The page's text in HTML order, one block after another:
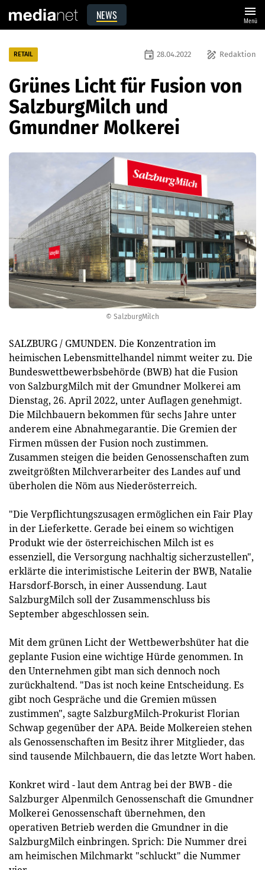
NEWS menu
Menü
© SalzburgMilch
RETAIL draw Redaktion
event 28.04.2022
Grünes Licht für Fusion von
SalzburgMilch und
Gmundner Molkerei
SALZBURG / GMUNDEN. Die Konzentration im
heimischen Lebensmittelhandel nimmt weiter zu. Die
Bundeswettbewerbsbehörde (BWB) hat die Fusion
von SalzburgMilch mit der Gmundner Molkerei am
Dienstag, 26. April 2022, unter Auflagen genehmigt.
Die Milchbauern bekommen für sechs Jahre unter
anderem eine Abnahmegarantie. Die Gremien der
Firmen müssen der Fusion noch zustimmen.
Zusammen steigen die beiden Genossenschaften zum
zweitgrößten Milchverarbeiter des Landes auf und
überholen die Nöm aus Niederösterreich.
"Die Verpflichtungszusagen ermöglichen ein Fair Play
in der Lieferkette. Gerade bei einem so wichtigen
Produkt wie der österreichischen Milch ist es
essenziell, die Versorgung nachhaltig sicherzustellen",
erklärte die interimistische Leiterin der BWB, Natalie
Harsdorf-Borsch, in einer Aussendung. Laut
SalzburgMilch soll der Zusammenschluss bis
September abgeschlossen sein.
Mit dem grünen Licht der Wettbewerbshüter hat die
geplante Fusion eine wichtige Hürde genommen. In
den Unternehmen gibt man sich dennoch noch
zurückhaltend. "Das ist noch keine Entscheidung. Es
gibt noch Gespräche und die Gremien müssen
zustimmen", sagte SalzburgMilch-Prokurist Florian
Schwap gegenüber der APA. Beide Molkereien stehen
als Genossenschaften im Besitz ihrer Mitglieder, das
sind tausende Milchbauern, die das letzte Wort haben.
Konkret wird - laut dem Antrag bei der BWB - die
Salzburger Alpenmilch Genossenschaft die Gmundner
Molkerei Genossenschaft übernehmen, den
operativen Betrieb werden die Gmundner in die
SalzburgMilch einbringen. Sprich: Die Nummer drei
am heimischen Milchmarkt "schluckt" die Nummer